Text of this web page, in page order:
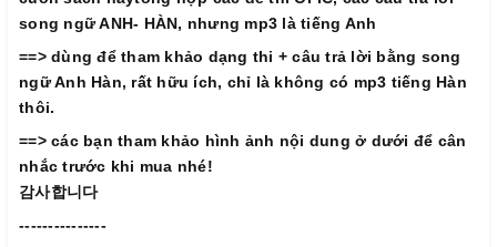
song ngữ ANH- HÀN, nhưng mp3 là tiếng Anh
==> dùng để tham khảo dạng thi + câu trả lời bằng song
ngữ Anh Hàn, rất hữu ích, chỉ là không có mp3 tiếng Hàn
thôi.
==> các bạn tham khảo hình ảnh nội dung ở dưới để cân
nhắc trước khi mua nhé!
감사합니다
---------------